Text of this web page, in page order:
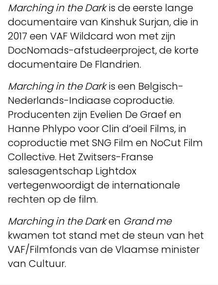
Marching in the Darkis de eerste lange
documentaire van Kinshuk Surjan, die in
2017 een VAF Wildcard won met zijn
DocNomads-afstudeerproject, de korte
documentaire De Flandrien.
Marching in the Darkis een Belgisch-
Nederlands-Indiaase coproductie.
Producenten zijn Evelien De Graef en
Hanne Phlypo voor Clin d’oeil Films, in
coproductie met SNG Film en NoCut Film
Collective. Het Zwitsers-Franse
salesagentschap Lightdox
vertegenwoordigt de internationale
rechten op de film.
Marching in the Darken Grand me
kwamen tot stand met de steun van het
VAF/Filmfonds van de Vlaamse minister
van Cultuur.